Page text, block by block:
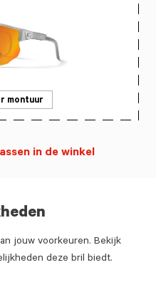
jouw voorkeuren. Bekijk
deze bril biedt.
montuur
in de winkel